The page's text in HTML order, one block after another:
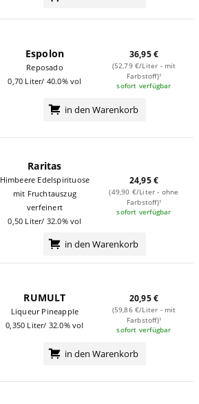
Espolon
Reposado
0,70 Liter/ 40.0% vol
36,95 €
(52,79 €/Liter - mit
Farbstoff)¹
sofort verfügbar
in den Warenkorb
Raritas
Himbeere Edelspirituose
mit Fruchtauszug
verfeinert
0,50 Liter/ 32.0% vol
24,95 €
(49,90 €/Liter - ohne
Farbstoff)¹
sofort verfügbar
in den Warenkorb
RUMULT
Liqueur Pineapple
0,350 Liter/ 32.0% vol
20,95 €
(59,86 €/Liter - mit
Farbstoff)¹
sofort verfügbar
in den Warenkorb